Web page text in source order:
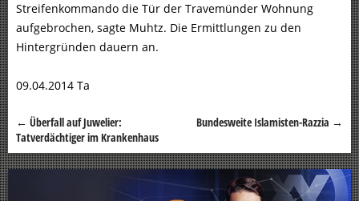
Streifenkommando die Tür der Travemünder Wohnung
aufgebrochen, sagte Muhtz. Die Ermittlungen zu den
Hintergründen dauern an.
09.04.2014 Ta
Beitragsnavigation
← Überfall auf Juwelier:
Tatverdächtiger im Krankenhaus
Bundesweite Islamisten-Razzia →